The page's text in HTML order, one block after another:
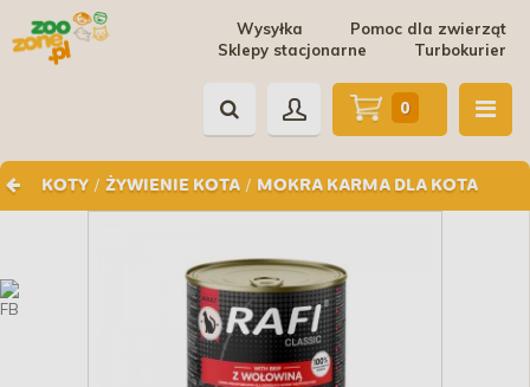
Pomoc dla zwierząt
Wysyłka
Turbokurier
Sklepy stacjonarne
KOTY / ŻYWIENIE KOTA / MOKRA KARMA DLA KOTA
0